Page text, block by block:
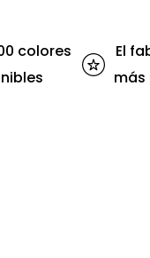
colores
El